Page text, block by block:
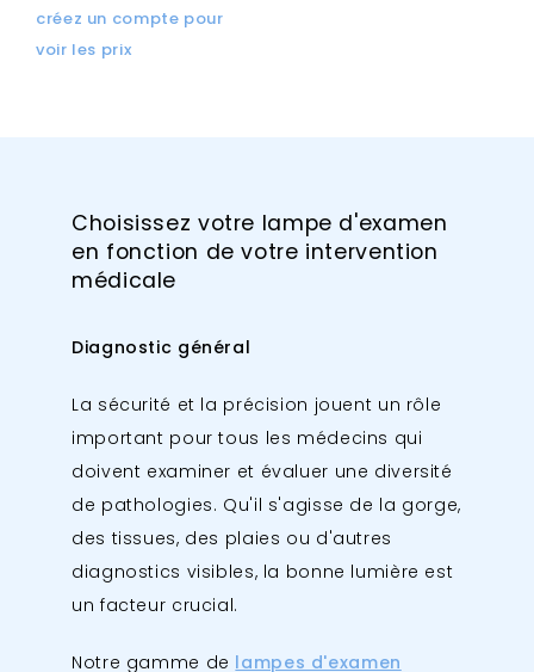
créez un compte pour
voir les prix
Choisissez votre lampe d'examen
en fonction de votre intervention
médicale
Diagnostic général
La sécurité et la précision jouent un rôle
important pour tous les médecins qui
doivent examiner et évaluer une diversité
de pathologies. Qu'il s'agisse de la gorge,
des tissues, des plaies ou d'autres
diagnostics visibles, la bonne lumière est
un facteur crucial.
Notre gamme de lampes d'examen